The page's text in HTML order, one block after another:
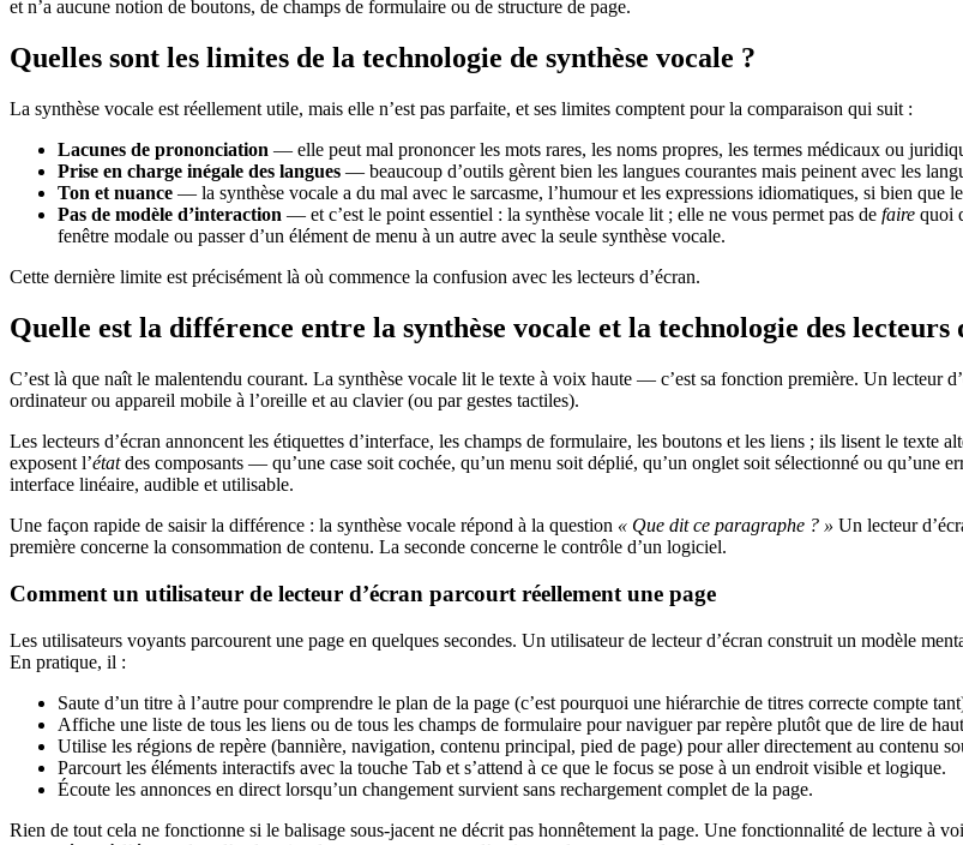
et n’a aucune notion de boutons, de champs de formulaire ou de structure de page.
Quelles sont les limites de la technologie de synthèse vocale ?
La synthèse vocale est réellement utile, mais elle n’est pas parfaite, et ses limites comptent pour la comparaison qui suit :
Lacunes de prononciation — elle peut mal prononcer les mots rares, les noms propres, les termes médicaux ou
Prise en charge inégale des langues — beaucoup d’outils gèrent bien les langues courantes mais peinent avec les
Ton et nuance — la synthèse vocale a du mal avec le sarcasme, l’humour et les expressions idiomatiques, si bien que
Pas de modèle d’interaction — et c’est le point essentiel : la synthèse vocale lit ; elle ne vous permet pas de faire quoi
fenêtre modale ou passer d’un élément de menu à un autre avec la seule synthèse vocale.
Cette dernière limite est précisément là où commence la confusion avec les lecteurs d’écran.
Quelle est la différence entre la synthèse vocale et la technologie des lecteurs
C’est là que naît le malentendu courant. La synthèse vocale lit le texte à voix haute — c’est sa fonction première. Un lecteur
ordinateur ou appareil mobile à l’oreille et au clavier (ou par gestes tactiles).
Les lecteurs d’écran annoncent les étiquettes d’interface, les champs de formulaire, les boutons et les liens ; ils lisent le texte
exposent l’étatdes composants — qu’une case soit cochée, qu’un menu soit déplié, qu’un onglet soit sélectionné ou qu’une
interface linéaire, audible et utilisable.
Une façon rapide de saisir la différence : la synthèse vocale répond à la question « Que dit ce paragraphe ? » Un lecteur
première concerne la consommation de contenu. La seconde concerne le contrôle d’un logiciel.
Comment un utilisateur de lecteur d’écran parcourt réellement une page
Les utilisateurs voyants parcourent une page en quelques secondes. Un utilisateur de lecteur d’écran construit un modèle
En pratique, il :
Saute d’un titre à l’autre pour comprendre le plan de la page (c’est pourquoi une hiérarchie de titres correcte compte
Affiche une liste de tous les liens ou de tous les champs de formulaire pour naviguer par repère plutôt que de lire de
Utilise les régions de repère (bannière, navigation, contenu principal, pied de page) pour aller directement au contenu
Parcourt les éléments interactifs avec la touche Tab et s’attend à ce que le focus se pose à un endroit visible et logique.
Écoute les annonces en direct lorsqu’un changement survient sans rechargement complet de la page.
Rien de tout cela ne fonctionne si le balisage sous-jacent ne décrit pas honnêtement la page. Une fonctionnalité de lecture à